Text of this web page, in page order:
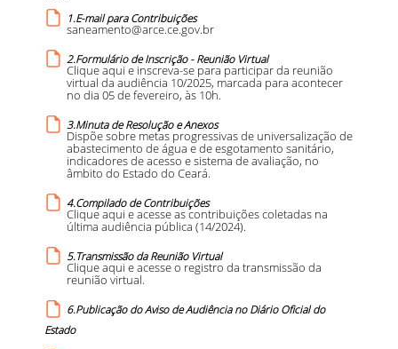
1.E-mail para Contribuições
saneamento@arce.ce.gov.br
2.Formulário de Inscrição - Reunião Virtual
Clique aqui e inscreva-se para participar da reunião
virtual da audiência 10/2025, marcada para acontecer
no dia 05 de fevereiro, às 10h.
3.Minuta de Resolução e Anexos
Dispõe sobre metas progressivas de universalização de
abastecimento de água e de esgotamento sanitário,
indicadores de acesso e sistema de avaliação, no
âmbito do Estado do Ceará.
4.Compilado de Contribuições
Clique aqui e acesse as contribuições coletadas na
última audiência pública (14/2024).
5.Transmissão da Reunião Virtual
Clique aqui e acesse o registro da transmissão da
reunião virtual.
6.Publicação do Aviso de Audiência no Diário Oficial do
Estado